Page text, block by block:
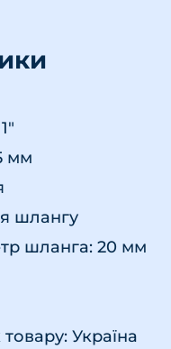
мм
шлангу
шланга: 20 мм
Україна